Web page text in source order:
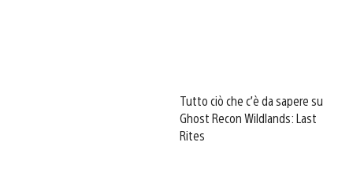
Tutto ciò che c’è da sapere su
Ghost Recon Wildlands: Last
Rites